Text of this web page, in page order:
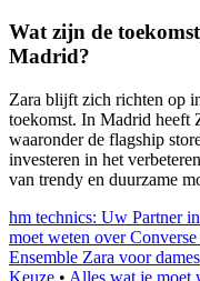
Wat zijn de
Madrid?
Zara blijft zich richten op
toekomst. In Madrid heeft
waaronder de flagship
investeren in het
van trendy en duurzame
hm technics: Uw Partner
moet weten over
Ensemble Zara voor dames
Keuze • Alles wat je moet